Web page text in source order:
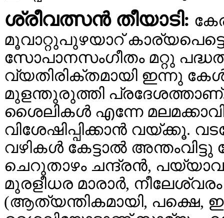
ശ്രീവത്സന്‍ തീയാടി:
മൂവാറ്റുപുഴയാറ്
സോപാനസംഗീതം മറ്റു
വ്യതിരിക്തമായി ഇന്നു
മുളന്തുരുത്തി
ശൈലികള്‍ എന്നേ
വിശേഷിപ്പിക്കാന്‍ വയ്ക്കൂ.
വഴികള്‍ കേട്ടാല്‍ അന്തംവിട്ടു
ചെറുതാഴം ചന്ദ്രന്‍,
മുരളീധര മാരാര്‍,
(ആത്യന്തികമായി, പക്ഷെ,